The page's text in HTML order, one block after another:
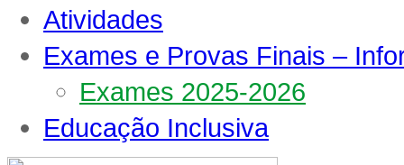
Atividades
Exames e Provas Finais –
Exames 2025-2026
Educação Inclusiva